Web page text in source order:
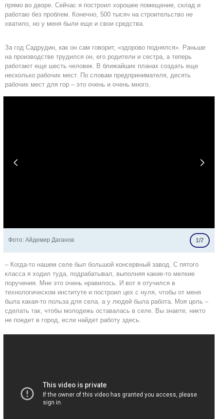
прямо во дворе. Сейчас я построил хорошее помещение, склад и
работаю без проблем. Конечно, 500 тысяч на строительство не
хватило, но у меня были еще и свои средства.
За год Садрудин, как он сам говорит, «здорово поднялся». Раньше
на производстве трудился он, его родители и сестра, а теперь
работают еще шесть человек. В ближайших планах создать еще
несколько рабочих мест. По словам предпринимателя, десять
рабочих мест для гор – это очень и очень много.
 
Фото: Айдемир Даганов 1/7
– Когда-то нашем селе был большой консервный завод. С пятого
класса я ходил туда, подрабатывал, выполняя какие-то мелкие
поручения. Мне это очень нравилось. И вот я отучился в
технологическом институте и построил цех с нуля, чтобы от меня
была какая-то польза для села, а у людей была работа. Моя цель –
сделать так, чтобы молодежь оставалась в селе. Вы знаете, никто
не поедет в город, если найдет работу здесь.